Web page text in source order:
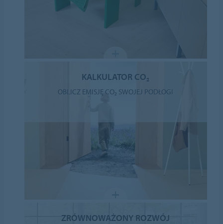
KALKULATOR CO₂
OBLICZ EMISJĘ CO₂ SWOJEJ PODŁOGI
ZRÓWNOWAŻONY ROZWÓJ